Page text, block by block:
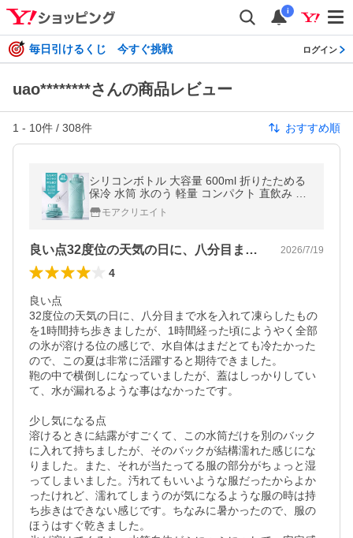
i
毎日引けるくじ 今すぐ挑戦 ログイン
uao********さんの商品レビュー
1 - 10件 / 308件 おすすめ順
シリコンボトル 大容量 600ml 折りたためる
保冷 水筒 氷のう 軽量 コンパクト 直飲み ス
トラップ付き アウトドア 送料無料- 60N◇
ボトルS-K
モアクリエイト
良い点32度位の天気の日に、八分目まで… 2026/7/19
4
良い点
32度位の天気の日に、八分目まで水を入れて凍らしたもの
を1時間持ち歩きましたが、1時間経った頃にようやく全部
の氷が溶ける位の感じで、水自体はまだとても冷たかった
ので、この夏は非常に活躍すると期待できました。
鞄の中で横倒しになっていましたが、蓋はしっかりしてい
て、水が漏れるような事はなかったです。
少し気になる点
溶けるときに結露がすごくて、この水筒だけを別のバック
に入れて持ちましたが、そのバックが結構濡れた感じにな
りました。また、それが当たってる服の部分がちょっと湿
ってしまいました。汚れてもいいような服だったからよか
ったけれど、濡れてしまうのが気になるような服の時は持
ち歩きはできない感じです。ちなみに暑かったので、服の
ほうはすぐ乾きました。